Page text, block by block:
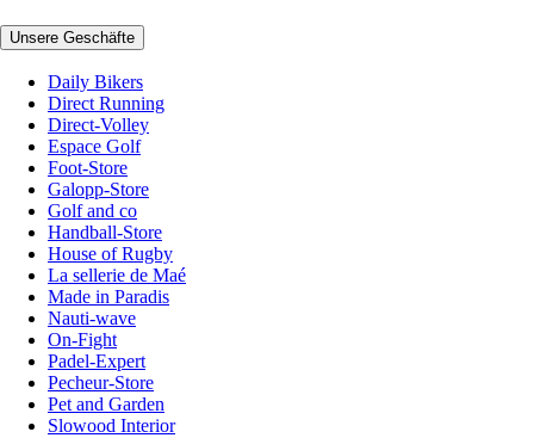
Unsere Geschäfte
Daily Bikers
Direct Running
Direct-Volley
Espace Golf
Foot-Store
Galopp-Store
Golf and co
Handball-Store
House of Rugby
La sellerie de Maé
Made in Paradis
Nauti-wave
On-Fight
Padel-Expert
Pecheur-Store
Pet and Garden
Slowood Interior